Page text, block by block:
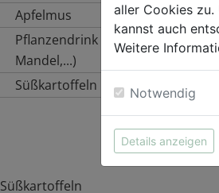
Apfelmus
Pflanzendrink (Hafer, Soja,
Mandel,...)
Süßkartoffeln
Süßkartoffeln
aller Cookies
kannst auch
Weitere
Notwendig
Details anzeigen